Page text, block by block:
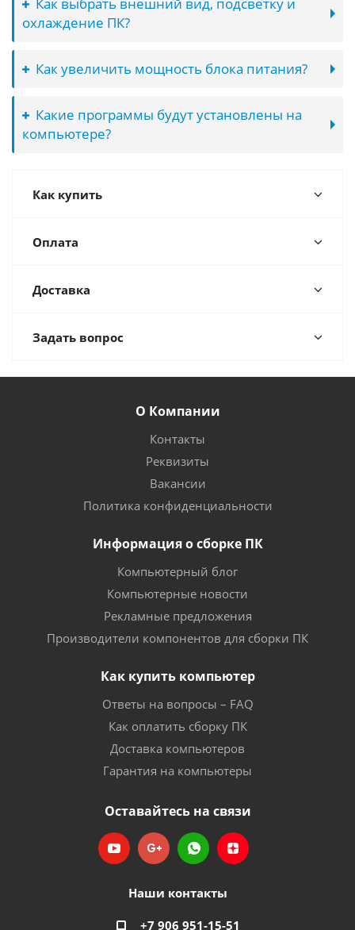
охлаждение ПК?
Как увеличить мощность блока питания?
Какие программы будут установлены на
компьютере?
Как купить
Оплата
Доставка
Задать вопрос
О Компании
Контакты
Реквизиты
Вакансии
Политика конфиденциальности
Информация о сборке ПК
Компьютерный блог
Компьютерные новости
Рекламные предложения
Производители компонентов для сборки ПК
Как купить компьютер
Ответы на вопросы – FAQ
Как оплатить сборку ПК
Доставка компьютеров
Гарантия на компьютеры
Оставайтесь на связи
Наши контакты
+7 906 951-15-51